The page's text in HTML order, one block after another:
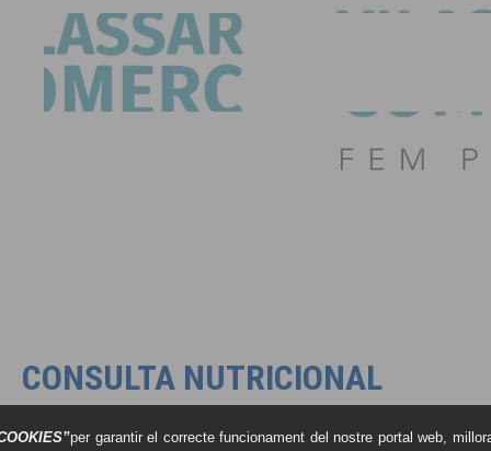
CONSULTA NUTRICIONAL
Vols aprendre a cuidar-te de veritat, perdre pes sense
per garantir el correcte funcionament del nostre portal web,